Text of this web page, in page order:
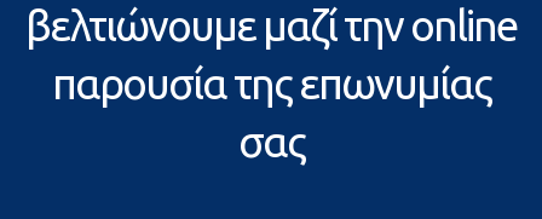
βελτιώνουμε μαζί την online
παρουσία της επωνυμίας
σας